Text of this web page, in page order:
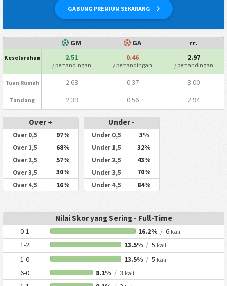
GABUNG PREMIUM SEKARANG
GM GA rr.
Keseluruhan 2.51
/ pertandingan
0.46
/ pertandingan
2.97
/ pertandingan
Tuan Rumah 2.63 0.37 3.00
Tandang 2.39 0.56 2.94
Over +
Over 0,5 97%
Over 1,5 68%
Over 2,5 57%
Over 3,5 30%
Over 4,5 16%
Under -
Under 0,5 3%
Under 1,5 32%
Under 2,5 43%
Under 3,5 70%
Under 4,5 84%
Nilai Skor yang Sering - Full-Time
0-1 16.2% / 6 kali
1-2 13.5% / 5 kali
1-0 13.5% / 5 kali
6-0 8.1% /3 kali